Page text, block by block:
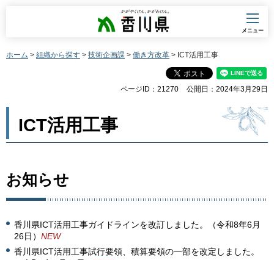
香川県
メニュー
ホーム > 組織から探す > 技術企画課 > 働き方改革 > ICT活用工事
ページID：21270 公開日：2024年3月29日
ICT活用工事
お知らせ
香川県ICT活用工事ガイドラインを改訂しました。（令和8年6月
26日） NEW
香川県ICT活用工事試行要領、積算要領の一部を改定しました。